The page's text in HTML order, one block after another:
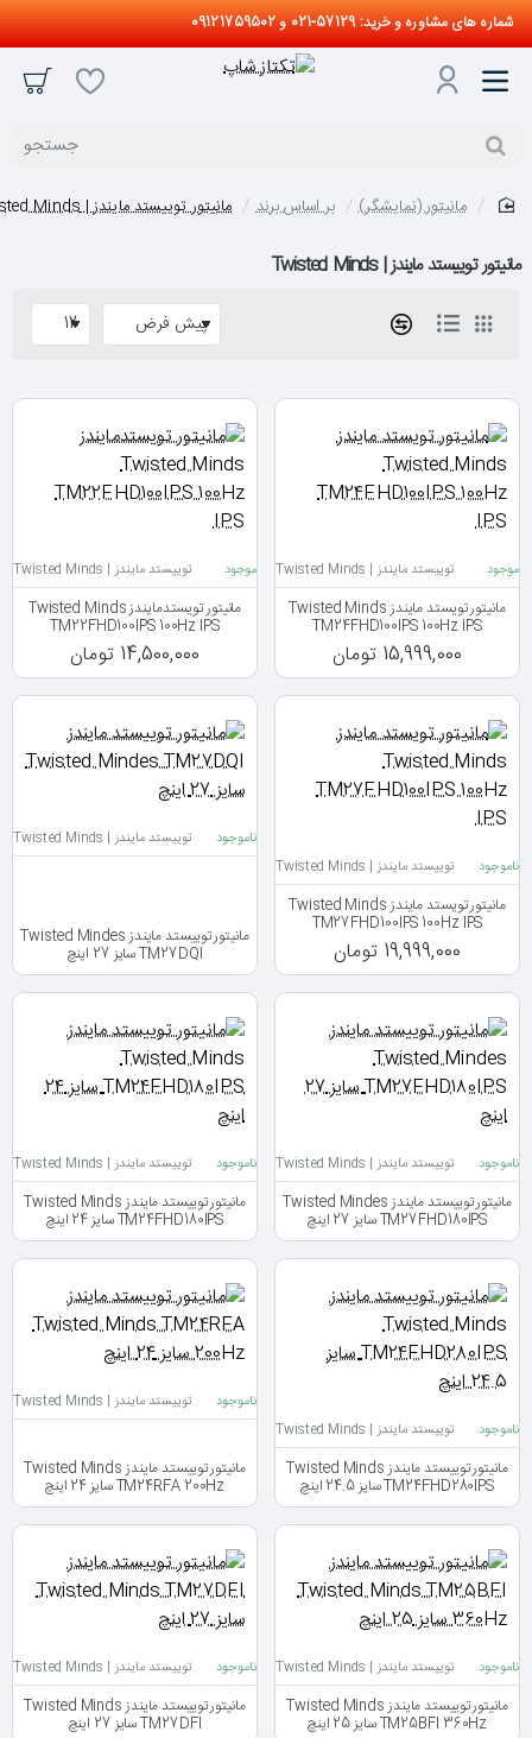
شماره های مشاوره و خرید: 57129-021 و 09121759502
جستجو
مانیتور (نمایشگر) بر اساس برند مانیتور توییستد مایندز | Twisted Minds
مانیتور توییستد مایندز | Twisted Minds
موجود توییستد مایندز | Twisted Minds
مانیتور تویستد مایندز Twisted Minds
TM24FHD100IPS 100Hz IPS
15,999,000 تومان
موجود توییستد مایندز | Twisted Minds
مانیتور تویستدمایندز Twisted Minds
TM22FHD100IPS 100Hz IPS
14,500,000 تومان
ناموجود توییستد مایندز | Twisted Minds
مانیتور تویستد مایندز Twisted Minds
TM27FHD100IPS 100Hz IPS
19,999,000 تومان
ناموجود توییستد مایندز | Twisted Minds
مانیتور توییستد مایندز Twisted Mindes
TM27DQI سایز 27 اینچ
ناموجود توییستد مایندز | Twisted Minds
مانیتور توییستد مایندز Twisted Mindes
TM27FHD180IPS سایز 27 اینچ
ناموجود توییستد مایندز | Twisted Minds
مانیتور توییستد مایندز Twisted Minds
TM24FHD180IPS سایز 24 اینچ
ناموجود توییستد مایندز | Twisted Minds
مانیتور توییستد مایندز Twisted Minds
TM24FHD280IPS سایز 24.5 اینچ
ناموجود توییستد مایندز | Twisted Minds
مانیتور توییستد مایندز Twisted Minds
TM24RFA 200Hz سایز 24 اینچ
ناموجود توییستد مایندز | Twisted Minds
مانیتور توییستد مایندز Twisted Minds
TM25BFI 360Hz سایز 25 اینچ
ناموجود توییستد مایندز | Twisted Minds
مانیتور توییستد مایندز Twisted Minds
TM27DFI سایز 27 اینچ